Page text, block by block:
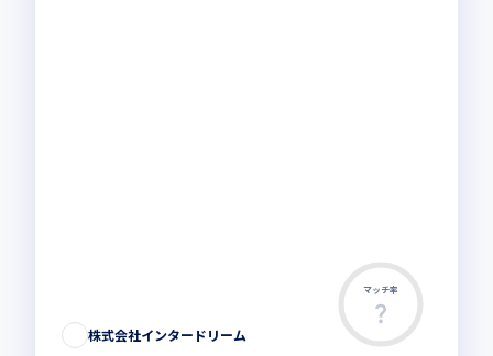
マッチ率
株式会社インタードリーム